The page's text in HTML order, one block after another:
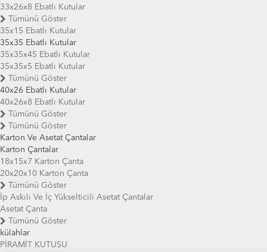
33x26x8 Ebatlı Kutular
Tümünü Göster
35x15 Ebatlı Kutular
35x35 Ebatlı Kutular
35x35x45 Ebatlı Kutular
35x35x5 Ebatlı Kutular
Tümünü Göster
40x26 Ebatlı Kutular
40x26x8 Ebatlı Kutular
Tümünü Göster
Tümünü Göster
Karton Ve Asetat Çantalar
Karton Çantalar
18x15x7 Karton Çanta
20x20x10 Karton Çanta
Tümünü Göster
İp Askılı Ve İç Yükselticili Asetat Çantalar
Asetat Çanta
Tümünü Göster
külahlar
PİRAMİT KUTUSU